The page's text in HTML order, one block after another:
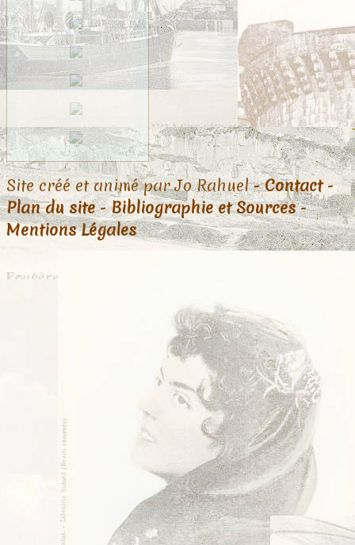
Site créé et animé par Jo Rahuel -Contact-
Plan du site-Bibliographie et Sources-
Mentions Légales